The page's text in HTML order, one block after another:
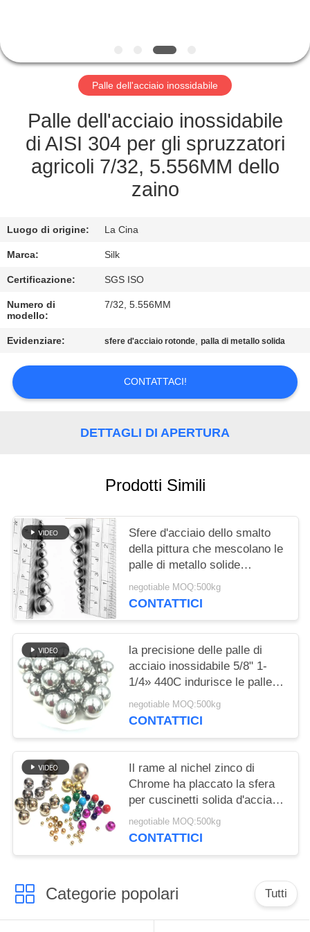
QUALITÀ
CONTATTICI
NOTIZIE
CASI
RICHIEDA
UNA
CITAZIONE
MAPPA
DEL
SITO
PRIVACY
Palle dell'acciaio inossidabile
Palle dell'acciaio inossidabile
di AISI 304 per gli spruzzatori
agricoli 7/32, 5.556MM dello
zaino
Luogo di origine: La Cina
Marca: Silk
Certificazione: SGS ISO
Numero di
modello:
7/32, 5.556MM
Evidenziare: sfere d'acciaio rotonde,palla di metallo solida
CONTATTACI!
DETTAGLI DI APERTURA
Prodotti Simili
Sfere d'acciaio dello smalto
della pittura che mescolano le
palle di metallo solide
dell'agitatore 1/4" 3/16"
negotiable MOQ:500kg
CONTATTICI
la precisione delle palle di
acciaio inossidabile 5/8" 1-
1/4» 440C indurisce le palle di
Magentic della sfera d'acciaio
negotiable MOQ:500kg
CONTATTICI
Il rame al nichel zinco di
Chrome ha placcato la sfera
per cuscinetti solida d'acciaio
di acciaio inossidabile delle
palle di metallo 1mm
negotiable MOQ:500kg
CONTATTICI
Categorie popolari Tutti